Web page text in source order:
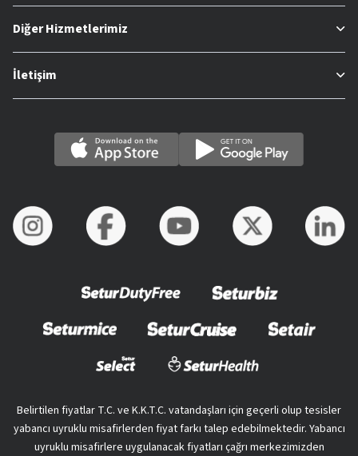
Diğer Hizmetlerimiz
İletişim
Belirtilen fiyatlar T.C. ve K.K.T.C. vatandaşları için geçerli olup tesisler
yabancı uyruklu misafirlerden fiyat farkı talep edebilmektedir. Yabancı
uyruklu misafirlere uygulanacak fiyatları çağrı merkezimizden